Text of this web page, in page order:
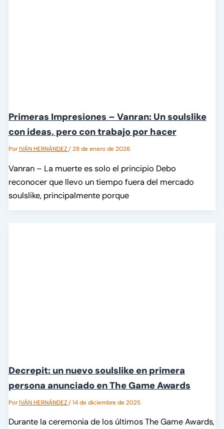
Primeras Impresiones – Vanran: Un soulslike
con ideas, pero con trabajo por hacer
PorIVÁN HERNÁNDEZ/28 de enero de 2026
Vanran – La muerte es solo el principio Debo
reconocer que llevo un tiempo fuera del mercado
soulslike, principalmente porque
Decrepit: un nuevo soulslike en primera
persona anunciado en The Game Awards
PorIVÁN HERNÁNDEZ/14 de diciembre de 2025
Durante la ceremonia de los últimos The Game Awards,